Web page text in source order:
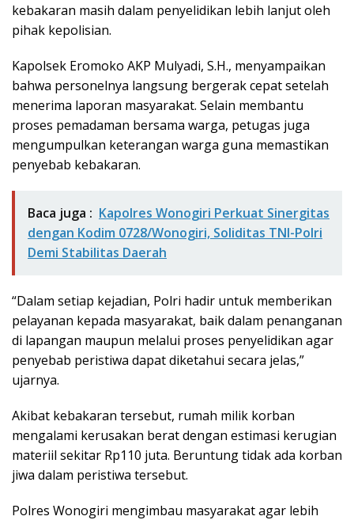
kebakaran masih dalam penyelidikan lebih lanjut oleh
pihak kepolisian.
Kapolsek Eromoko AKP Mulyadi, S.H., menyampaikan
bahwa personelnya langsung bergerak cepat setelah
menerima laporan masyarakat. Selain membantu
proses pemadaman bersama warga, petugas juga
mengumpulkan keterangan warga guna memastikan
penyebab kebakaran.
Baca juga : Kapolres Wonogiri Perkuat Sinergitas
dengan Kodim 0728/Wonogiri, Soliditas TNI-Polri
Demi Stabilitas Daerah
“Dalam setiap kejadian, Polri hadir untuk memberikan
pelayanan kepada masyarakat, baik dalam penanganan
di lapangan maupun melalui proses penyelidikan agar
penyebab peristiwa dapat diketahui secara jelas,”
ujarnya.
Akibat kebakaran tersebut, rumah milik korban
mengalami kerusakan berat dengan estimasi kerugian
materiil sekitar Rp110 juta. Beruntung tidak ada korban
jiwa dalam peristiwa tersebut.
Polres Wonogiri mengimbau masyarakat agar lebih